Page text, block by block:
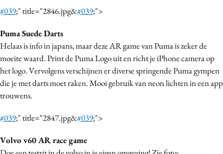
Digital transformation
Effectiviteit
Gedragsverandering
Influencer marketing
Interne communicatie
Martech
Media
PR
#039;" title="2846.jpg&#039;">
Puma Suede Darts
Helaas is info in japans, maar deze AR game van Puma is zeker de
moeite waard. Print de Puma Logo uit en richt je iPhone camera op
het logo. Vervolgens verschijnen er diverse springende Puma gympen
die je met darts moet raken. Mooi gebruik van neon lichten in een app
trouwens.
#039;" title="2847.jpg&#039;">
Volvo v60 AR race game